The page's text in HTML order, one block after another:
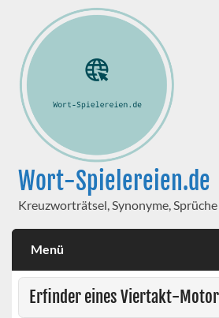
Wort-Spielereien.de
Kreuzworträtsel, Synonyme,
Menü
Erfinder eines Viertakt-